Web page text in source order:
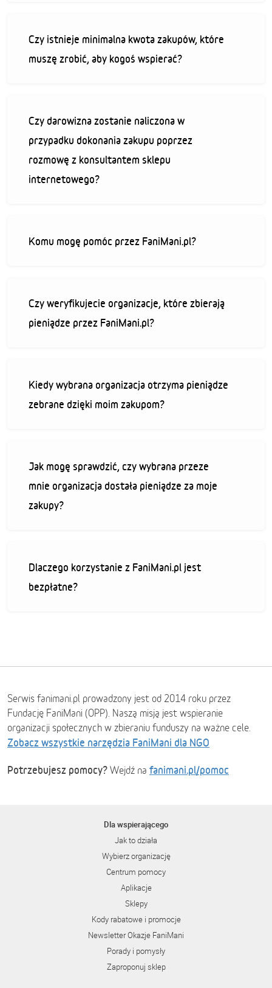
Czy istnieje minimalna kwota zakupów, które
muszę zrobić, aby kogoś wspierać?
Czy darowizna zostanie naliczona w
przypadku dokonania zakupu poprzez
rozmowę z konsultantem sklepu
internetowego?
Komu mogę pomóc przez FaniMani.pl?
Czy weryfikujecie organizacje, które zbierają
pieniądze przez FaniMani.pl?
Kiedy wybrana organizacja otrzyma pieniądze
zebrane dzięki moim zakupom?
Jak mogę sprawdzić, czy wybrana przeze
mnie organizacja dostała pieniądze za moje
zakupy?
Dlaczego korzystanie z FaniMani.pl jest
bezpłatne?
Serwis fanimani.pl prowadzony jest od 2014 roku przez
Fundację FaniMani (OPP). Naszą misją jest wspieranie
organizacji społecznych w zbieraniu funduszy na ważne cele.
Zobacz wszystkie narzędzia FaniMani dla NGO
Potrzebujesz pomocy? Wejdź na fanimani.pl/pomoc
Dla wspierającego
Jak to działa
Wybierz organizację
Centrum pomocy
Aplikacje
Sklepy
Kody rabatowe i promocje
Newsletter Okazje FaniMani
Porady i pomysły
Zaproponuj sklep